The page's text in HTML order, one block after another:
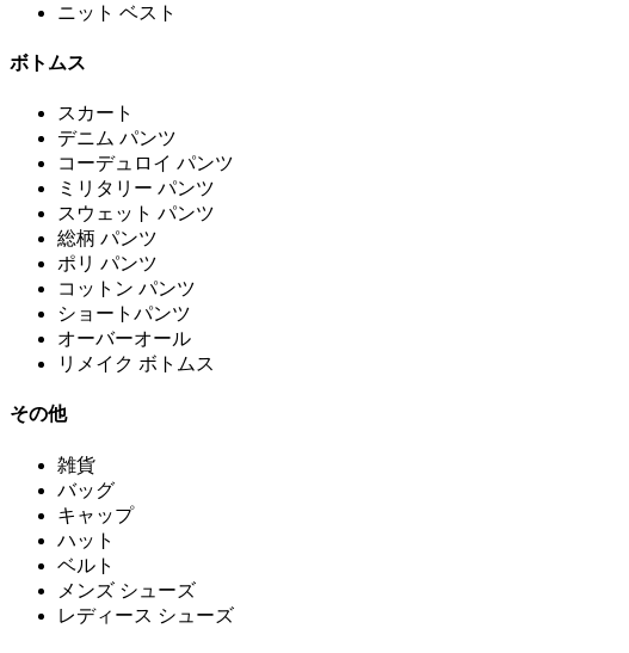
ニット ベスト
ボトムス
スカート
デニム パンツ
コーデュロイ パンツ
ミリタリー パンツ
スウェット パンツ
総柄 パンツ
ポリ パンツ
コットン パンツ
ショートパンツ
オーバーオール
リメイク ボトムス
その他
雑貨
バッグ
キャップ
ハット
ベルト
メンズ シューズ
レディース シューズ